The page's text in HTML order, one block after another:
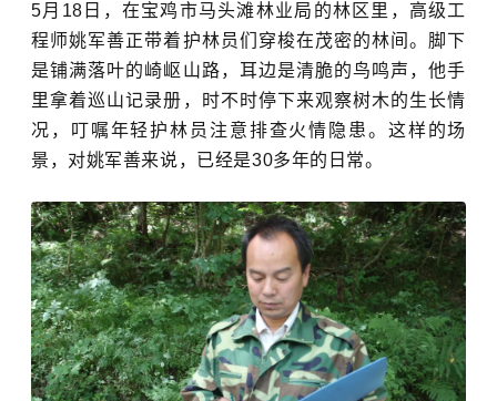
5月18日，在宝鸡市马头滩林业局的林区里，高级工
程师姚军善正带着护林员们穿梭在茂密的林间。脚下
是铺满落叶的崎岖山路，耳边是清脆的鸟鸣声，他手
里拿着巡山记录册，时不时停下来观察树木的生长情
况，叮嘱年轻护林员注意排查火情隐患。这样的场
景，对姚军善来说，已经是30多年的日常。